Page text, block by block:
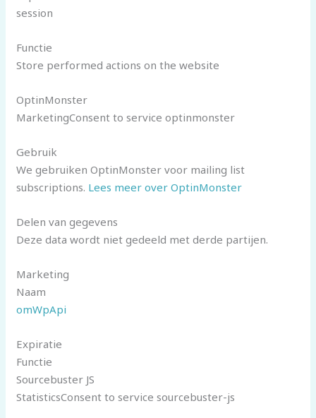
session
Functie
Store performed actions on the website
OptinMonster
MarketingConsent to service optinmonster
Gebruik
We gebruiken OptinMonster voor mailing list
subscriptions. Lees meer over OptinMonster
Delen van gegevens
Deze data wordt niet gedeeld met derde partijen.
Marketing
Naam
omWpApi
Expiratie
Functie
Sourcebuster JS
StatisticsConsent to service sourcebuster-js